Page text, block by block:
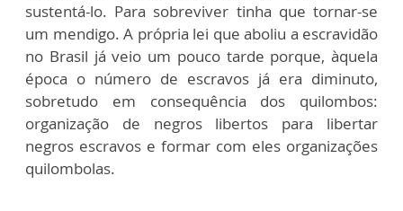
sustentá-lo. Para sobreviver tinha que tornar-se
um mendigo. A própria lei que aboliu a escravidão
no Brasil já veio um pouco tarde porque, àquela
época o número de escravos já era diminuto,
sobretudo em consequência dos quilombos:
organização de negros libertos para libertar
negros escravos e formar com eles organizações
quilombolas.